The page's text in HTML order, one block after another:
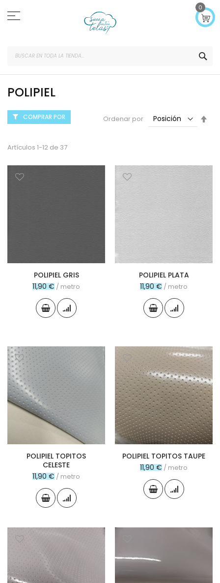
al
contenido
0
POLIPIEL
Artículos 1-12 de 37
Ordenar por
POLIPIEL GRIS
11,90 € / metro
POLIPIEL PLATA
11,90 € / metro
POLIPIEL TOPITOS
CELESTE
11,90 € / metro
POLIPIEL TOPITOS TAUPE
11,90 € / metro
COMPRAR POR